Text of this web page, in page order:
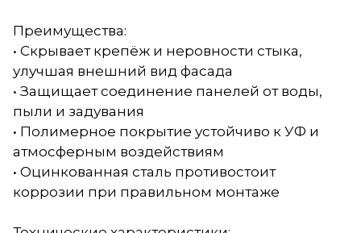
Преимущества:
• Скрывает крепёж и неровности стыка,
улучшая внешний вид фасада
• Защищает соединение панелей от воды,
пыли и задувания
• Полимерное покрытие устойчиво к УФ и
атмосферным воздействиям
• Оцинкованная сталь противостоит
коррозии при правильном монтаже